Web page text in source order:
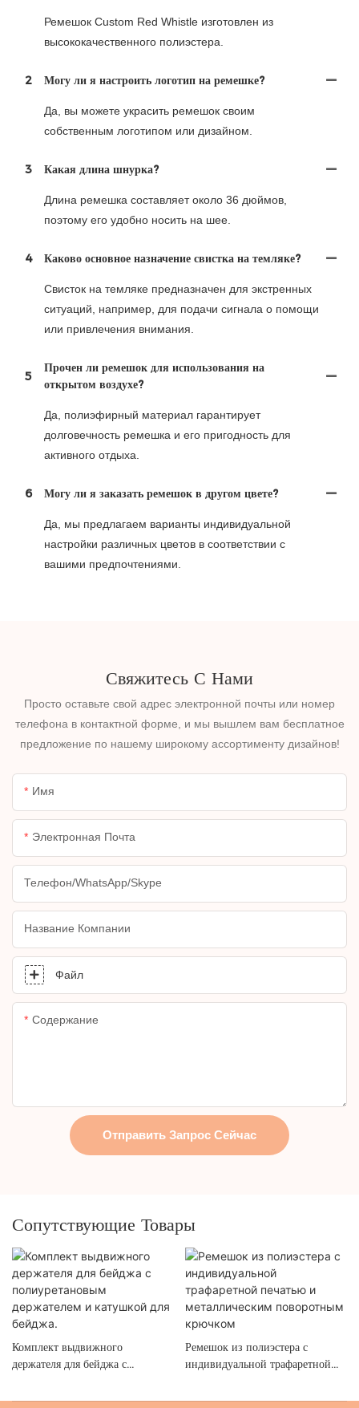
Ремешок Custom Red Whistle изготовлен из
высококачественного полиэстера.
2 Могу ли я настроить логотип на ремешке?
Да, вы можете украсить ремешок своим
собственным логотипом или дизайном.
3 Какая длина шнурка?
Длина ремешка составляет около 36 дюймов,
поэтому его удобно носить на шее.
4 Каково основное назначение свистка на темляке?
Свисток на темляке предназначен для экстренных
ситуаций, например, для подачи сигнала о помощи
или привлечения внимания.
5
Прочен ли ремешок для использования на
открытом воздухе?
Да, полиэфирный материал гарантирует
долговечность ремешка и его пригодность для
активного отдыха.
6 Могу ли я заказать ремешок в другом цвете?
Да, мы предлагаем варианты индивидуальной
настройки различных цветов в соответствии с
вашими предпочтениями.
Свяжитесь С Нами
Просто оставьте свой адрес электронной почты или номер
телефона в контактной форме, и мы вышлем вам бесплатное
предложение по нашему широкому ассортименту дизайнов!
Имя
Электронная Почта
Телефон/WhatsApp/Skype
Название Компании
Файл
Содержание
Отправить Запрос Сейчас
Сопутствующие Товары
Комплект выдвижного
держателя для бейджа с
катушкой для бейджа.
Ремешок из полиэстера с
индивидуальной трафаретной
поворотным крючком